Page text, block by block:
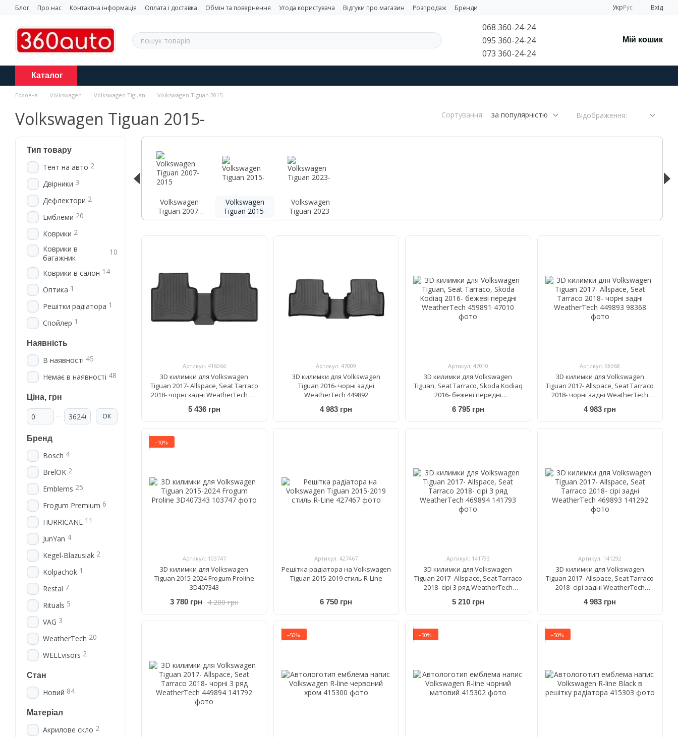
Перейти до основного контенту
Блог Про нас Контактна інформація Оплата і доставка Обмін та повернення Угода користувача Відгуки про магазин Розпродаж Бренди УкрРус Вхід
068 360-24-24
095 360-24-24
073 360-24-24
Мій кошик
Каталог
Головна Volkswagen Volkswagen Tiguan Volkswagen Tiguan 2015-
Volkswagen Tiguan 2015- Сортування: за популярністю Відображення:
Volkswagen
Tiguan 2007-
2015
Volkswagen
Tiguan 2015-
Volkswagen
Tiguan 2023-
Артикул: 416066
3D килимки для Volkswagen
Tiguan 2017- Allspace, Seat Tarraco
2018- чорні задні WeatherTech HP
5 436 грн
Артикул: 47009
3D килимки для Volkswagen
Tiguan 2016- чорні задні
WeatherTech 449892
4 983 грн
Артикул: 47010
3D килимки для Volkswagen
Tiguan, Seat Tarraco, Skoda Kodiaq
2016- бежеві передні
6 795 грн
Артикул: 98368
3D килимки для Volkswagen
Tiguan 2017- Allspace, Seat Tarraco
2018- чорні задні WeatherTech
4 983 грн
−10%
Артикул: 103747
3D килимки для Volkswagen
Tiguan 2015-2024 Frogum Proline
3D407343
4 200 грн
3 780 грн
Артикул: 427467
Решітка радіатора на Volkswagen
Tiguan 2015-2019 стиль R-Line
6 750 грн
Артикул: 141793
3D килимки для Volkswagen
Tiguan 2017- Allspace, Seat Tarraco
2018- сірі 3 ряд WeatherTech
5 210 грн
Артикул: 141292
3D килимки для Volkswagen
Tiguan 2017- Allspace, Seat Tarraco
2018- сірі задні WeatherTech
4 983 грн
−50% −50% −50%
Тип товару
Тент на авто 2
Двірники 3
Дефлектори 2
Емблеми 20
Коврики 2
Коврики в
багажник
10
Коврики в салон 14
Оптика 1
Решітки радіатора 1
Спойлер 1
Наявність
В наявності 45
Немає в наявності 48
Ціна, грн
Від Ціна, грн
До Ціна, грн ОК
Бренд
Bosch 4
BrelOK 2
Emblems 25
Frogum Premium 6
HURRICANE 11
JunYan 4
Kegel-Blazusiak 2
Kolpachok 1
Restal 7
Rituals 5
VAG 3
WeatherTech 20
WELLvisors 2
Стан
Новий 84
Матеріал
Акрилове скло 2